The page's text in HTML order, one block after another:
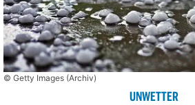
© Getty Images (Archiv)
UNWETTER